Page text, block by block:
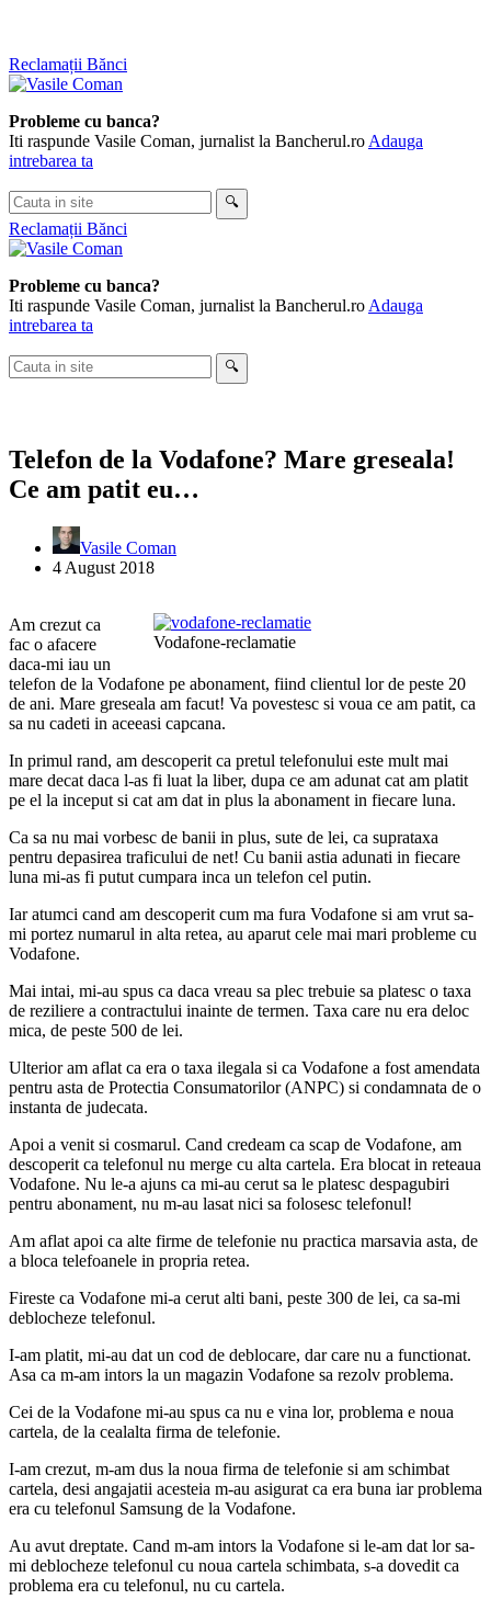
Skip
to
Reclamații Bănci
Probleme cu banca?
Iti raspunde Vasile Coman, jurnalist la Bancherul.ro Adauga
intrebarea ta
Cauta
in
site
🔍
Reclamații Bănci
Probleme cu banca?
Iti raspunde Vasile Coman, jurnalist la Bancherul.ro Adauga
intrebarea ta
Cauta
in
🔍
Telefon de la Vodafone? Mare greseala!
Ce am patit eu…
Vasile Coman
4 August 2018
Vodafone-reclamatie
Am crezut ca
fac o afacere
daca-mi iau un
telefon de la Vodafone pe abonament, fiind clientul lor de peste 20
de ani. Mare greseala am facut! Va povestesc si voua ce am patit, ca
sa nu cadeti in aceeasi capcana.
In primul rand, am descoperit ca pretul telefonului este mult mai
mare decat daca l-as fi luat la liber, dupa ce am adunat cat am platit
pe el la inceput si cat am dat in plus la abonament in fiecare luna.
Ca sa nu mai vorbesc de banii in plus, sute de lei, ca suprataxa
pentru depasirea traficului de net! Cu banii astia adunati in fiecare
luna mi-as fi putut cumpara inca un telefon cel putin.
Iar atumci cand am descoperit cum ma fura Vodafone si am vrut sa-
mi portez numarul in alta retea, au aparut cele mai mari probleme cu
Vodafone.
Mai intai, mi-au spus ca daca vreau sa plec trebuie sa platesc o taxa
de reziliere a contractului inainte de termen. Taxa care nu era deloc
mica, de peste 500 de lei.
Ulterior am aflat ca era o taxa ilegala si ca Vodafone a fost amendata
pentru asta de Protectia Consumatorilor (ANPC) si condamnata de o
instanta de judecata.
Apoi a venit si cosmarul. Cand credeam ca scap de Vodafone, am
descoperit ca telefonul nu merge cu alta cartela. Era blocat in reteaua
Vodafone. Nu le-a ajuns ca mi-au cerut sa le platesc despagubiri
pentru abonament, nu m-au lasat nici sa folosesc telefonul!
Am aflat apoi ca alte firme de telefonie nu practica marsavia asta, de
a bloca telefoanele in propria retea.
Fireste ca Vodafone mi-a cerut alti bani, peste 300 de lei, ca sa-mi
deblocheze telefonul.
I-am platit, mi-au dat un cod de deblocare, dar care nu a functionat.
Asa ca m-am intors la un magazin Vodafone sa rezolv problema.
Cei de la Vodafone mi-au spus ca nu e vina lor, problema e noua
cartela, de la cealalta firma de telefonie.
I-am crezut, m-am dus la noua firma de telefonie si am schimbat
cartela, desi angajatii acesteia m-au asigurat ca era buna iar problema
era cu telefonul Samsung de la Vodafone.
Au avut dreptate. Cand m-am intors la Vodafone si le-am dat lor sa-
mi deblocheze telefonul cu noua cartela schimbata, s-a dovedit ca
problema era cu telefonul, nu cu cartela.